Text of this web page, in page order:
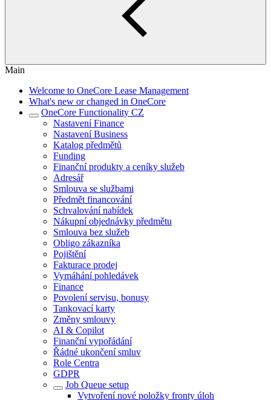
Main
Welcome to OneCore Lease Management
What's new or changed in OneCore
OneCore Functionality CZ
Nastavení Finance
Nastavení Business
Katalog předmětů
Funding
Finanční produkty a ceníky služeb
Adresář
Smlouva se službami
Předmět financování
Schvalování nabídek
Nákupní objednávky předmětu
Smlouva bez služeb
Obligo zákazníka
Pojištění
Fakturace prodej
Vymáhání pohledávek
Finance
Povolení servisu, bonusy
Tankovací karty
Změny smlouvy
AI & Copilot
Finanční vypořádání
Řádné ukončení smluv
Role Centra
GDPR
Job Queue setup
Vytvoření nové položky fronty úloh